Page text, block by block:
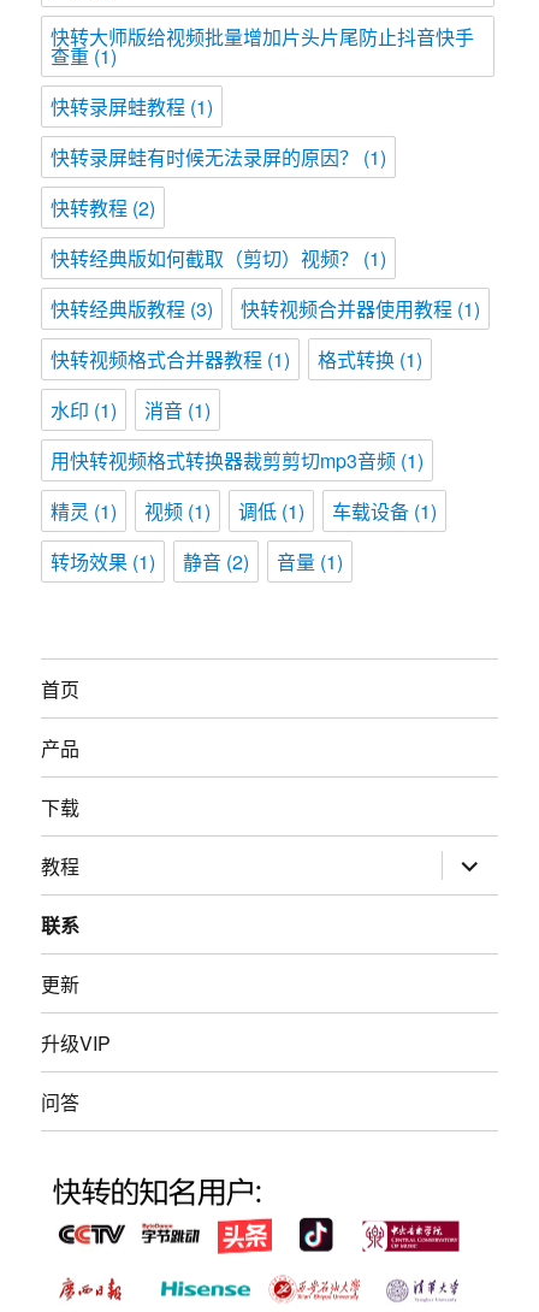
快转大师版给视频批量增加片头片尾防止抖音快手
查重(1)
快转录屏蛙教程 (1)
快转录屏蛙有时候无法录屏的原因？ (1)
快转教程 (2)
快转经典版如何截取（剪切）视频？ (1)
快转经典版教程 (3) 快转视频合并器使用教程 (1)
快转视频格式合并器教程 (1) 格式转换 (1)
水印 (1) 消音 (1)
用快转视频格式转换器裁剪剪切mp3音频 (1)
精灵 (1) 视频 (1) 调低 (1) 车载设备 (1)
转场效果 (1) 静音 (2) 音量 (1)
首页
产品
下载
教程 展
开
子
联系
更新
升级VIP
问答